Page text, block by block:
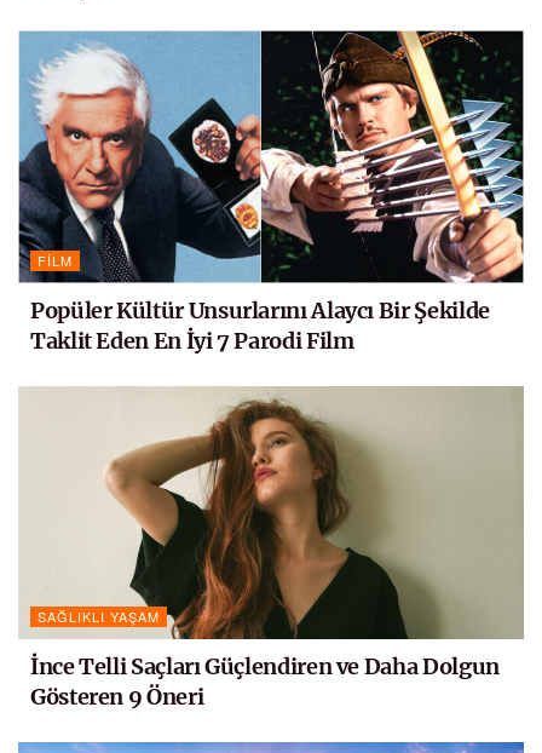
FILM
Popüler Kültür Unsurlarını Alaycı Bir Şekilde
Taklit Eden En İyi 7 Parodi Film
SAĞLIKLI YAŞAM
İnce Telli Saçları Güçlendiren ve Daha Dolgun
Gösteren 9 Öneri